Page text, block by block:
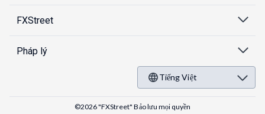
FXStreet
Pháp lý
Tiếng Việt
©2026 "FXStreet" Bảo lưu mọi quyền